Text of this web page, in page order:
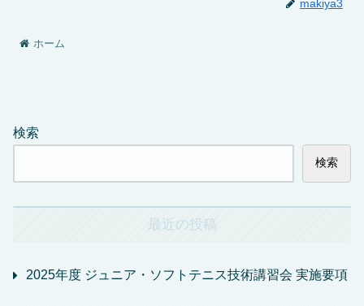
makiya3
ホーム
検索
検索
最近の投稿
2025年度 ジュニア・ソフトテニス技術講習会 実施要項